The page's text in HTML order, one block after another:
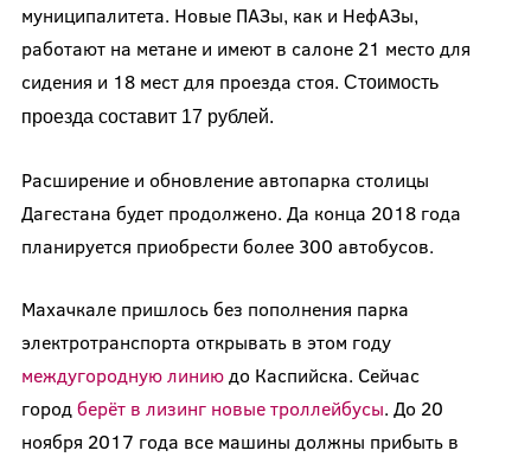
муниципалитета. Новые ПАЗы, как и НефАЗы,
работают на метане и имеют в салоне 21 место для
сидения и 18 мест для проезда стоя. Стоимость
проезда составит 17 рублей.
Расширение и обновление автопарка столицы
Дагестана будет продолжено. Да конца 2018 года
планируется приобрести более 300 автобусов.
Махачкале пришлось без пополнения парка
электротранспорта открывать в этом году
междугородную линиюдо Каспийска. Сейчас
город берёт в лизинг новые троллейбусы. До 20
ноября 2017 года все машины должны прибыть в